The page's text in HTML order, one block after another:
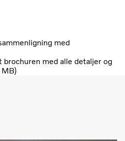
med
med alle detaljer og